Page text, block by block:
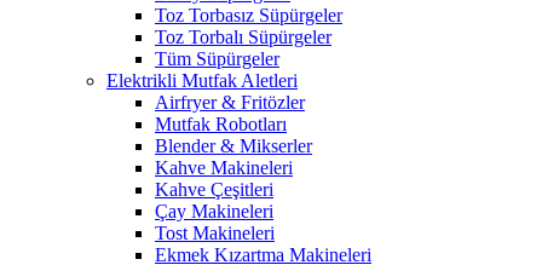
Toz Torbasız Süpürgeler
Toz Torbalı Süpürgeler
Tüm Süpürgeler
Elektrikli Mutfak Aletleri
Airfryer & Fritözler
Mutfak Robotları
Blender & Mikserler
Kahve Makineleri
Kahve Çeşitleri
Çay Makineleri
Tost Makineleri
Ekmek Kızartma Makineleri